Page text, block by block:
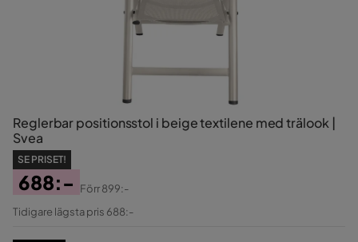
Reglerbar positionsstol i beige textilene med trälook |
Svea
SE PRISET!
Pris
688:-
Original
Förr899:-
Tidigare lägsta pris 688:-